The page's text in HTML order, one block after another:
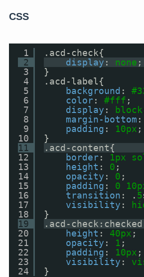
CSS
1
2
3
4
5
6
7
8
9
10
11
12
13
14
15
16
17
18
19
20
21
22
23
24
.acd-check{
display : none ;
}
.acd-label{
background :
color: #fff ;
display : block
margin-bottom :
padding : 10px ;
}
.acd-content{
border: 1px
height : 0 ;
opacity : 0 ;
padding : 0
transition : . 5
visibility :
}
.acd-
height : 40px ;
opacity : 1 ;
padding : 10px ;
visibility :
}